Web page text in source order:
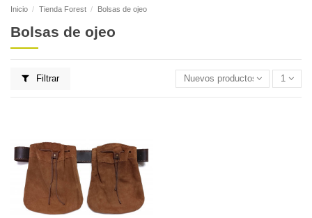
Inicio Tienda Forest Bolsas de ojeo
Bolsas de ojeo
Filtrar Nuevos productos primero
1